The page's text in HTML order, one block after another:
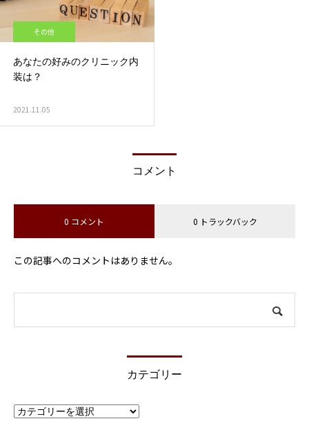
その他
あなたの好みのクリニック内
装は？
2021.11.05
コメント
0 コメント 0 トラックバック
この記事へのコメントはありません。
カテゴリー
カ
テ